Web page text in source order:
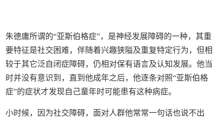
朱德庸所谓的“亚斯伯格症”，是神经发展障碍的一种，其重
要特征是社交困难，伴随着兴趣狭隘及重复特定行为，但相
较于其它泛自闭症障碍，仍相对保有语言及认知发展。他当
时并没有意识到，直到他成年之后，他逐条对照“亚斯伯格
症”的症状才发现自己童年时可能患有这种病症。
小时候，因为社交障碍，面对人群他常常一句话也说不出